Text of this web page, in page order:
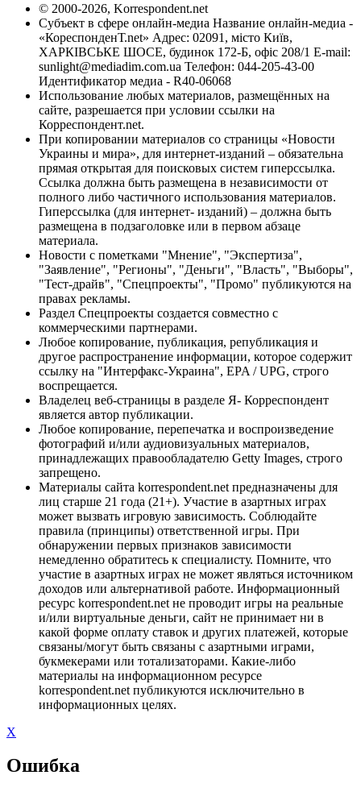
© 2000-2026, Korrespondent.net
Субъект в сфере онлайн-медиа Название онлайн-медиа -
«КореспонденТ.net» Адрес: 02091, місто Київ,
ХАРКІВСЬКЕ ШОСЕ, будинок 172-Б, офіс 208/1 E-mail:
sunlight@mediadim.com.ua Телефон: 044-205-43-00
Идентификатор медиа - R40-06068
Использование любых материалов, размещённых на
сайте, разрешается при условии ссылки на
Корреспондент.net.
При копировании материалов со страницы «Новости
Украины и мира», для интернет-изданий – обязательна
прямая открытая для поисковых систем гиперссылка.
Ссылка должна быть размещена в независимости от
полного либо частичного использования материалов.
Гиперссылка (для интернет- изданий) – должна быть
размещена в подзаголовке или в первом абзаце
материала.
Новости с пометками "Мнение", "Экспертиза",
"Заявление", "Регионы", "Деньги", "Власть", "Выборы",
"Тест-драйв", "Спецпроекты", "Промо" публикуются на
правах рекламы.
Раздел Спецпроекты создается совместно с
коммерческими партнерами.
Любое копирование, публикация, републикация и
другое распространение информации, которое содержит
ссылку на "Интерфакс-Украина", EPA / UPG, строго
воспрещается.
Владелец веб-страницы в разделе Я- Корреспондент
является автор публикации.
Любое копирование, перепечатка и воспроизведение
фотографий и/или аудиовизуальных материалов,
принадлежащих правообладателю Getty Images, строго
запрещено.
Материалы сайта korrespondent.net предназначены для
лиц старше 21 года (21+). Участие в азартных играх
может вызвать игровую зависимость. Соблюдайте
правила (принципы) ответственной игры. При
обнаружении первых признаков зависимости
немедленно обратитесь к специалисту. Помните, что
участие в азартных играх не может являться источником
доходов или альтернативой работе. Информационный
ресурс korrespondent.net не проводит игры на реальные
и/или виртуальные деньги, сайт не принимает ни в
какой форме оплату ставок и других платежей, которые
связаны/могут быть связаны с азартными играми,
букмекерами или тотализаторами. Какие-либо
материалы на информационном ресурсе
korrespondent.net публикуются исключительно в
информационных целях.
X
Ошибка